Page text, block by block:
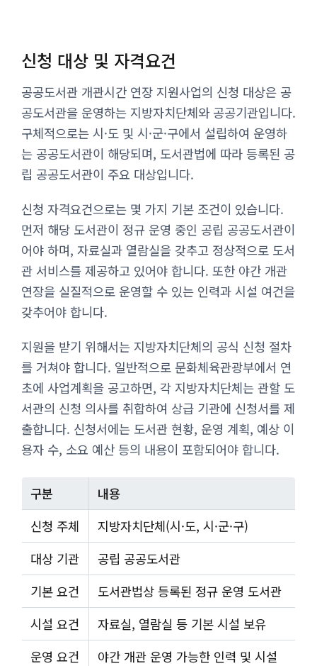
신청 대상 및 자격요건
공공도서관 개관시간 연장 지원사업의 신청 대상은 공
공도서관을 운영하는 지방자치단체와 공공기관입니다.
구체적으로는 시·도 및 시·군·구에서 설립하여 운영하
는 공공도서관이 해당되며, 도서관법에 따라 등록된 공
립 공공도서관이 주요 대상입니다.
신청 자격요건으로는 몇 가지 기본 조건이 있습니다.
먼저 해당 도서관이 정규 운영 중인 공립 공공도서관이
어야 하며, 자료실과 열람실을 갖추고 정상적으로 도서
관 서비스를 제공하고 있어야 합니다. 또한 야간 개관
연장을 실질적으로 운영할 수 있는 인력과 시설 여건을
갖추어야 합니다.
지원을 받기 위해서는 지방자치단체의 공식 신청 절차
를 거쳐야 합니다. 일반적으로 문화체육관광부에서 연
초에 사업계획을 공고하면, 각 지방자치단체는 관할 도
서관의 신청 의사를 취합하여 상급 기관에 신청서를 제
출합니다. 신청서에는 도서관 현황, 운영 계획, 예상 이
용자 수, 소요 예산 등의 내용이 포함되어야 합니다.
구분
내용
신청 주체
지방자치단체(시·도, 시·군·구)
대상 기관
공립 공공도서관
기본 요건
도서관법상 등록된 정규 운영 도서관
시설 요건
자료실, 열람실 등 기본 시설 보유
운영 요건
야간 개관 운영 가능한 인력 및 시설